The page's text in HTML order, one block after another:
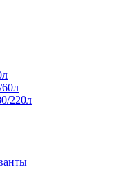
220л